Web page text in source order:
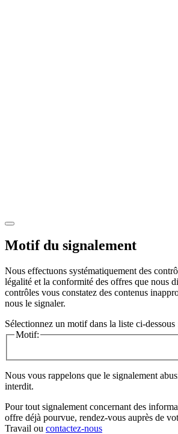
Motif du signalement
Nous effectuons systématiquement des
légalité et la conformité des offres que nous
contrôles vous constatez des contenus
nous le signaler.
Sélectionnez un motif dans la liste ci-dessous
Motif:
Nous vous rappelons que le signalement
interdit.
Pour tout signalement concernant des
offre déjà pourvue, rendez-vous auprès de
Travail ou contactez-nous